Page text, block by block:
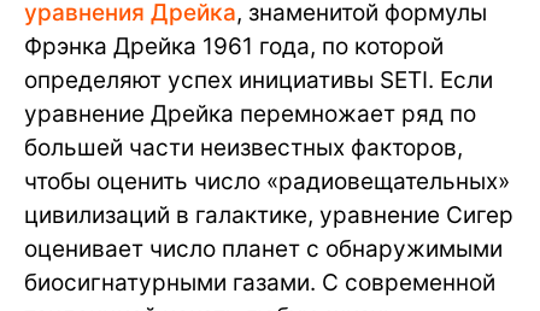
уравнения Дрейка, знаменитой формулы
Фрэнка Дрейка 1961 года, по которой
определяют успех инициативы SETI. Если
уравнение Дрейка перемножает ряд по
большей части неизвестных факторов,
чтобы оценить число «радиовещательных»
цивилизаций в галактике, уравнение Сигер
оценивает число планет с обнаружимыми
биосигнатурными газами. С современной